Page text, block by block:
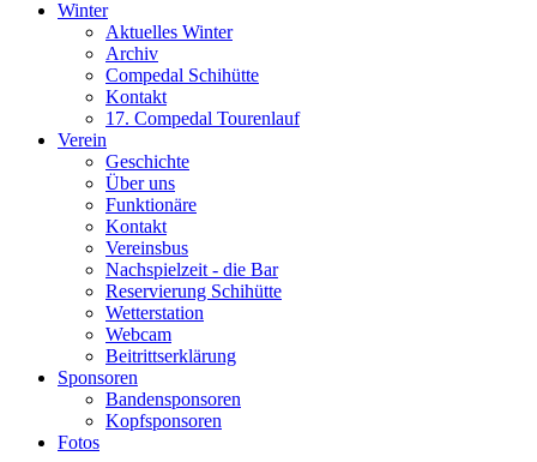
Winter
Aktuelles Winter
Archiv
Compedal Schihütte
Kontakt
17. Compedal Tourenlauf
Verein
Geschichte
Über uns
Funktionäre
Kontakt
Vereinsbus
Nachspielzeit - die Bar
Reservierung Schihütte
Wetterstation
Webcam
Beitrittserklärung
Sponsoren
Bandensponsoren
Kopfsponsoren
Fotos